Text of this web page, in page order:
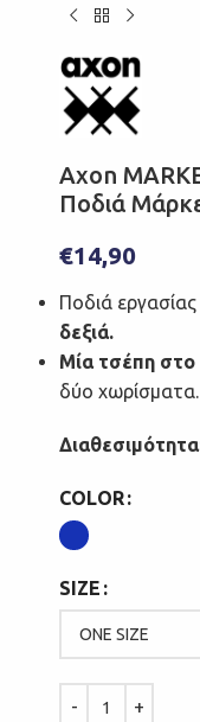
Axon
Ποδιά
€14,90
Ποδιά εργασίας
δεξιά.
Μία τσέπη στο
δύο χωρίσματα.
COLOR
SIZE